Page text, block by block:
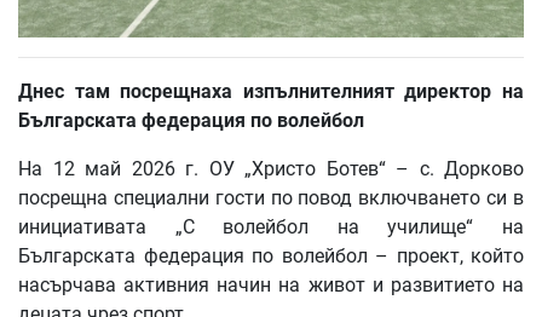
Днес там посрещнаха изпълнителният директор на
Българската федерация по волейбол
На 12 май 2026 г. ОУ „Христо Ботев“ – с. Дорково
посрещна специални гости по повод включването си в
инициативата „С волейбол на училище“ на
Българската федерация по волейбол – проект, който
насърчава активния начин на живот и развитието на